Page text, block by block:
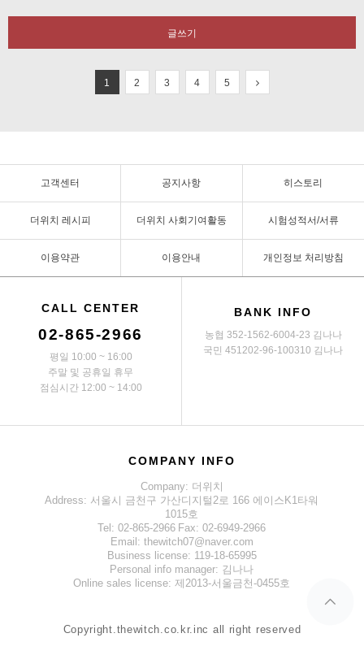
글쓰기
1 2 3 4 5
고객센터 공지사항 히스토리
더위치 레시피 더위치 사회기여활동 시험성적서/서류
이용약관 이용안내 개인정보 처리방침
CALL CENTER
02-865-2966
평일 10:00 ~ 16:00
주말 및 공휴일 휴무
점심시간 12:00 ~ 14:00
BANK INFO
농협 352-1562-6004-23 김나나
국민 451202-96-100310 김나나
COMPANY INFO
Company: 더위치
Address: 서울시 금천구 가산디지털2로 166 에이스K1타워
1015호
Tel: 02-865-2966 Fax: 02-6949-2966
Email: thewitch07@naver.com
Business license: 119-18-65995
Personal info manager: 김나나
Online sales license: 제2013-서울금천-0455호
Copyright.thewitch.co.kr.inc all right reserved